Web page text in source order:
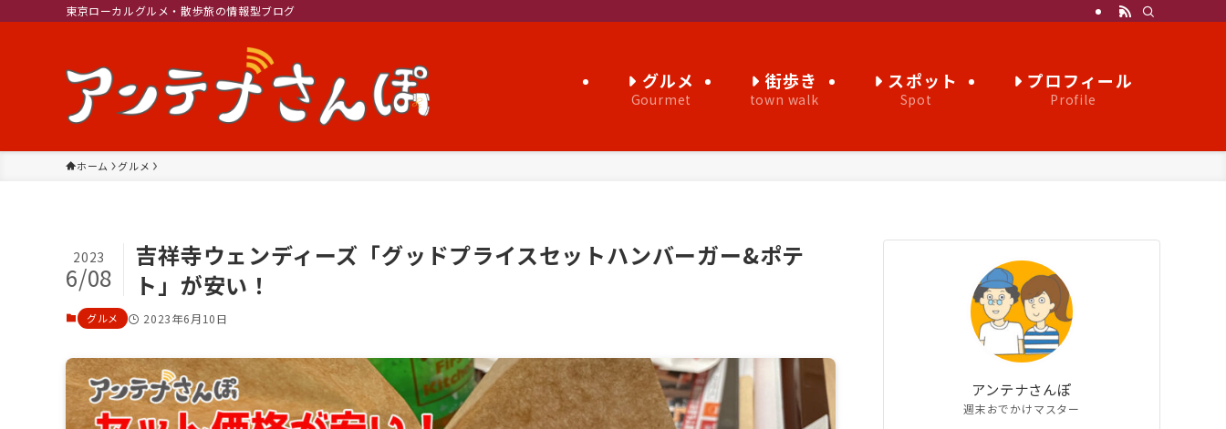
東京ローカルグルメ・散歩旅の情報型ブログ
グルメ
Gourmet
街歩き
town walk
スポット
Spot
プロフィール
Profile
ホーム グルメ
吉祥寺ウェンディーズ「グッドプライスセットハンバーガー&ポテ
ト」が安い！
2023
6/08
グルメ 2023年6月10日
アンテナさんぽ
週末おでかけマスター